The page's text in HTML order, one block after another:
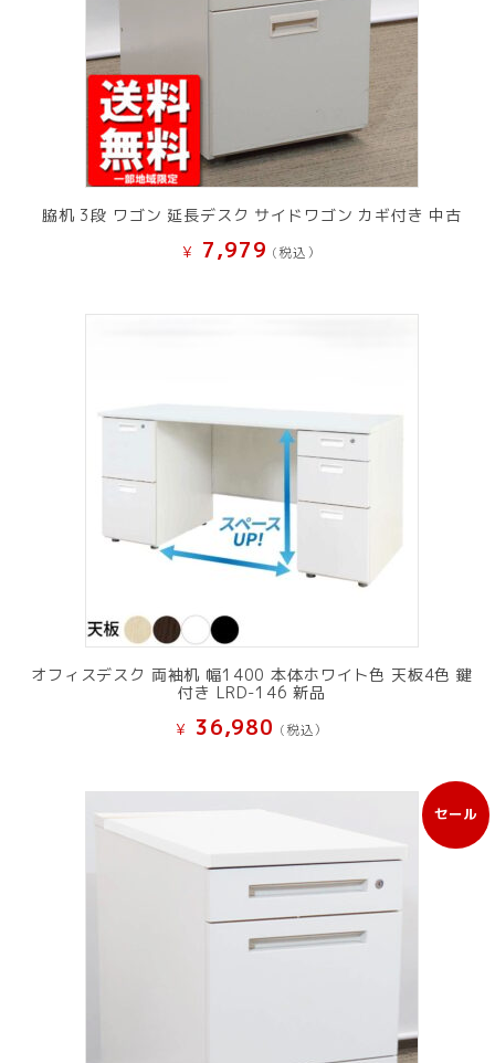
脇机 3段 ワゴン 延長デスク サイドワゴン カギ付き 中古
¥ 7,979 (税込）
オフィスデスク 両袖机 幅1400 本体ホワイト色 天板4色 鍵
付き LRD-146 新品
¥ 36,980 (税込）
セール
販
売